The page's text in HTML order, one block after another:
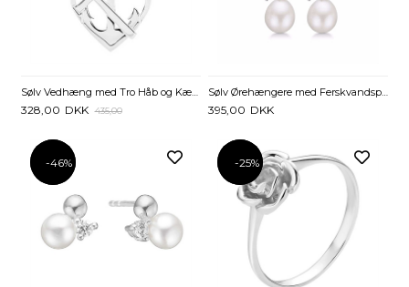
Sølv Vedhæng med Tro Håb og Kærlighed - 21 x 16 mm
328,00 DKK 435,00
Sølv Ørehængere med Ferskvandsperler og Zirkonia
395,00 DKK
-46%
-46% -25%
-25%